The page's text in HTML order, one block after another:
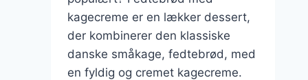
kagecreme er en lækker dessert,
der kombinerer den klassiske
danske småkage, fedtebrød, med
en fyldig og cremet kagecreme.